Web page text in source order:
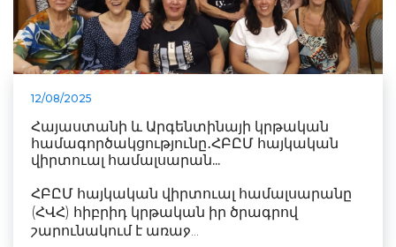
12/08/2025
Հայաստանի և Արգենտինայի կրթական
համագործակցությունը․ՀԲԸՄ հայկական
վիրտուալ համալսարան...
ՀԲԸՄ հայկական վիրտուալ համալսարանը
(ՀՎՀ) հիբրիդ կրթական իր ծրագրով
շարունակում է առաջ...